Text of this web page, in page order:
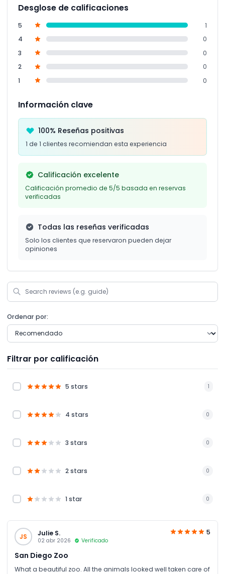
Desglose de calificaciones
5
1
4
0
3
0
2
0
1
0
Información clave
100% Reseñas positivas
1 de 1 clientes recomiendan esta experiencia
Calificación excelente
Calificación promedio de 5/5 basada en reservas
verificadas
Todas las reseñas verificadas
Solo los clientes que reservaron pueden dejar
opiniones
Ordenar por:
Filtrar por calificación
5 stars 1
4 stars 0
3 stars 0
2 stars 0
1 star 0
JS Julie S.
02 abr 2026 Verificado
5
San Diego Zoo
What a beautiful zoo. All the animals looked well taken care of